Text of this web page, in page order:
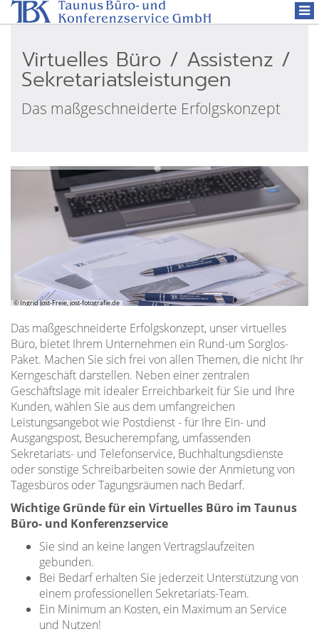
Virtuelles Büro / Assistenz /
Sekretariatsleistungen
Das maßgeschneiderte Erfolgskonzept
© Ingrid Jost-Freie, jost-fotografie.de
Das maßgeschneiderte Erfolgskonzept, unser virtuelles
Büro, bietet Ihrem Unternehmen ein Rund-um Sorglos-
Paket. Machen Sie sich frei von allen Themen, die nicht Ihr
Kerngeschäft darstellen. Neben einer zentralen
Geschäftslage mit idealer Erreichbarkeit für Sie und Ihre
Kunden, wählen Sie aus dem umfangreichen
Leistungsangebot wie Postdienst - für Ihre Ein- und
Ausgangspost, Besucherempfang, umfassenden
Sekretariats- und Telefonservice, Buchhaltungsdienste
oder sonstige Schreibarbeiten sowie der Anmietung von
Tagesbüros oder Tagungsräumen nach Bedarf.
Wichtige Gründe für ein Virtuelles Büro im Taunus
Büro- und Konferenzservice
Sie sind an keine langen Vertragslaufzeiten
gebunden.
Bei Bedarf erhalten Sie jederzeit Unterstützung von
einem professionellen Sekretariats-Team.
Ein Minimum an Kosten, ein Maximum an Service
und Nutzen!